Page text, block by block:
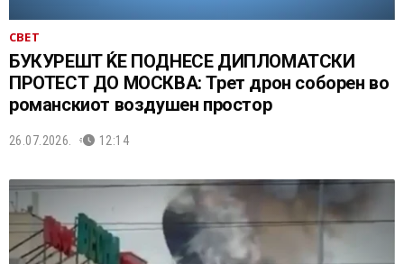
СВЕТ
БУКУРЕШТ ЌЕ ПОДНЕСЕ ДИПЛОМАТСКИ
ПРОТЕСТ ДО МОСКВА: Трет дрон соборен во
романскиот воздушен простор
26.07.2026. 12:14